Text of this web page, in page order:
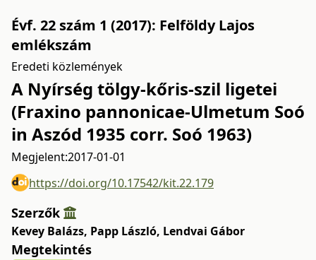
Évf. 22 szám 1 (2017): Felföldy Lajos
emlékszám
Eredeti közlemények
A Nyírség tölgy-kőris-szil ligetei
(Fraxino pannonicae-Ulmetum Soó
in Aszód 1935 corr. Soó 1963)
Megjelent:2017-01-01
https://doi.org/10.17542/kit.22.179
Szerzők
Kevey Balázs, Papp László, Lendvai Gábor
Megtekintés